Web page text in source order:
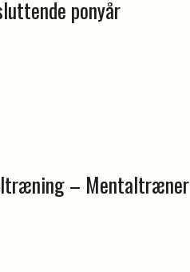
ponyår
– Mentaltræner